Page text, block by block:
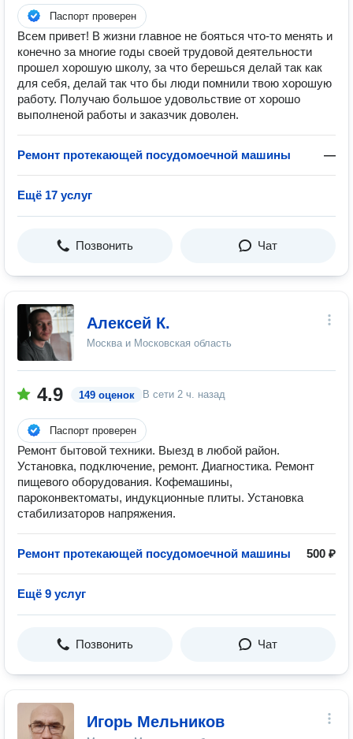
Паспорт проверен
Всем привет! В жизни главное не бояться что-то менять и
конечно за многие годы своей трудовой деятельности
прошел хорошую школу, за что берешься делай так как
для себя, делай так что бы люди помнили твою хорошую
работу. Получаю большое удовольствие от хорошо
выполненой работы и заказчик доволен.
Ремонт протекающей посудомоечной машины —
Ещё 17 услуг
Позвонить Чат
Алексей К.
Москва и Московская область
4.9 149 оценок В сети 2 ч. назад
Паспорт проверен
Ремонт бытовой техники. Выезд в любой район.
Установка, подключение, ремонт. Диагностика. Ремонт
пищевого оборудования. Кофемашины,
пароконвектоматы, индукционные плиты. Установка
стабилизаторов напряжения.
Ремонт протекающей посудомоечной машины 500 ₽
Ещё 9 услуг
Позвонить Чат
Игорь Мельников